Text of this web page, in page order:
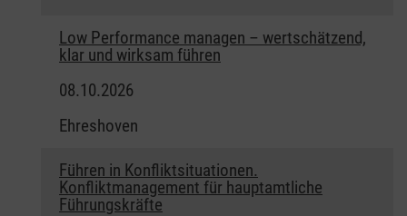
Low Performance managen – wertschätzend,
klar und wirksam führen
08.10.2026
Ehreshoven
Führen in Konfliktsituationen.
Konfliktmanagement für hauptamtliche
Führungskräfte